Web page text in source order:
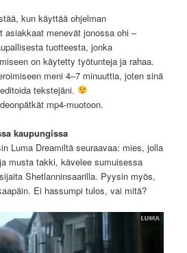
kun käyttää ohjelman
asiakkaat menevät jonossa ohi –
tuotteesta, jonka
on käytetty työtunteja ja rahaa.
meni 4–7 minuuttia, joten sinä
tekstejäni.
mp4-muotoon.
kaupungissa
Luma Dreamiltä seuraavaa: mies, jolla
musta takki, kävelee sumuisessa
Shetlanninsaarilla. Pyysin myös,
Ei hassumpi tulos, vai mitä?